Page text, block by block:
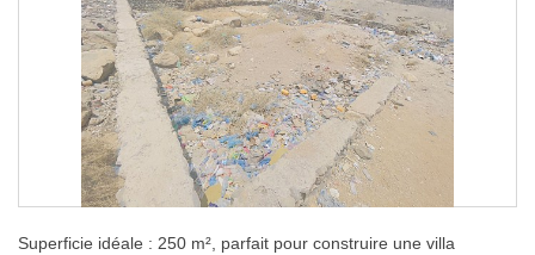
Superficie idéale : 250 m², parfait pour construire une villa